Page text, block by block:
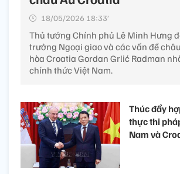
18/05/2026 18:33’
Thủ tướng Chính phủ Lê Minh Hưng
trưởng Ngoại giao và các vấn đề
hòa Croatia Gordan Grlić Radman
chính thức Việt Nam.
Thúc đẩy
thực thi
Nam và